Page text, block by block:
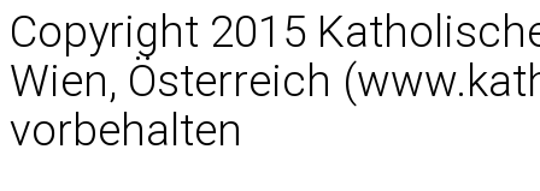
Copyright 2015
Wien, Österreich
vorbehalten